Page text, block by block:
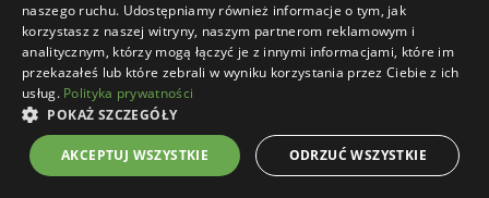
BEZPIECZNE ZAKUPY
z certyfikatem SSL
Darmowa dostawa*
Aż do 30 dni na zwrot
przez Wygodne Zwroty
naszego ruchu. Udostępniamy również informacje o tym, jak
korzystasz z naszej witryny, naszym partnerom reklamowym i
analitycznym, którzy mogą łączyć je z innymi informacjami, które im
przekazałeś lub które zebrali w wyniku korzystania przez Ciebie z ich
usług. Polityka prywatności
POKAŻ SZCZEGÓŁY
AKCEPTUJ WSZYSTKIE ODRZUĆ WSZYSTKIE